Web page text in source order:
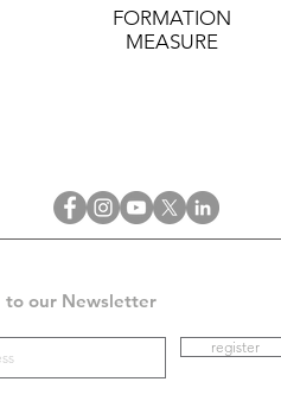
FORMATION
MEASURE
to our Newsletter
register